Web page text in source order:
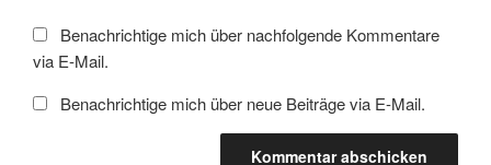
Benachrichtige mich über nachfolgende Kommentare
via E-Mail.
Benachrichtige mich über neue Beiträge via E-Mail.